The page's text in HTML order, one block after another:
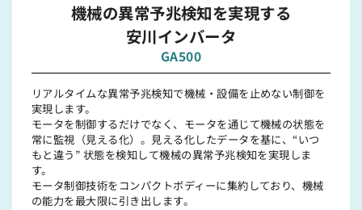
機械の異常予兆検知を実現する
安川インバータ
GA500
リアルタイムな異常予兆検知で機械・設備を⽌めない制御を
実現します。
モータを制御するだけでなく、モータを通じて機械の状態を
常に監視（⾒える化）。⾒える化したデータを基に、“いつ
もと違う” 状態を検知して機械の異常予兆検知を実現しま
す。
モータ制御技術をコンパクトボディーに集約しており、機械
の能⼒を最⼤限に引き出します。